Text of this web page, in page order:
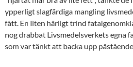
ypperligt slagfärdiga mangling
fått. En liten härligt trind
nog drabbat Livsmedelsverkets egna
som var tänkt att backa upp